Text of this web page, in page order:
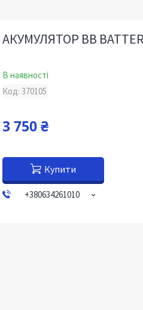
АКУМУЛЯТОР BB
В наявності
Код:370105
3 750 ₴
Купити
+380634261010